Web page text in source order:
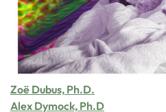
Zoë Dubus, Ph.D.
Alex Dymock, Ph.D